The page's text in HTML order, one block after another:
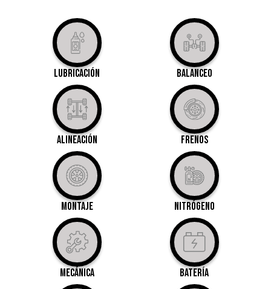
Lubricación Balanceo
Alineación Frenos
Montaje Nitrógeno
Mecánica Batería